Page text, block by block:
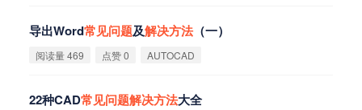
导出Word常见问题及解决方法（一）
阅读量 469 点赞 0 AUTOCAD
22种CAD常见问题解决方法大全